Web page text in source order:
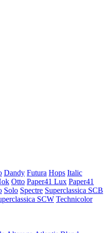
Dandy Futura Hops Italic
Otto Paper41 Lux Paper41
Solo Spectre Superclassica SCB
SCW Technicolor